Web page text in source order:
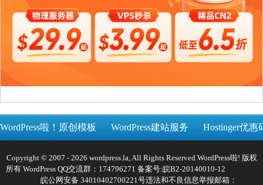
WordPress啦！原创模板 WordPress建站服务 Hostinger优惠
Copyright © 2007 - 2026 wordpress.la, All Rights Reserved WordPress啦! 版权
所有 WordPress QQ交流群：174796271 备案号:皖B2-20140010-12
皖公网安备 34010402700221号违法和不良信息举报邮箱：